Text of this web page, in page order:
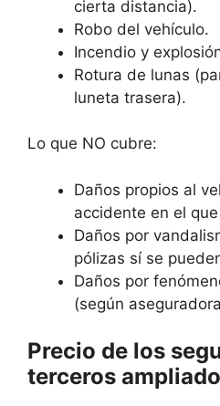
cierta distancia).
Robo del vehículo.
Incendio y
Rotura de lunas
luneta trasera).
Lo que NO cubre:
Daños propios al
accidente en el
Daños por
pólizas sí se
Daños por
(según
Precio de los
terceros ampliado